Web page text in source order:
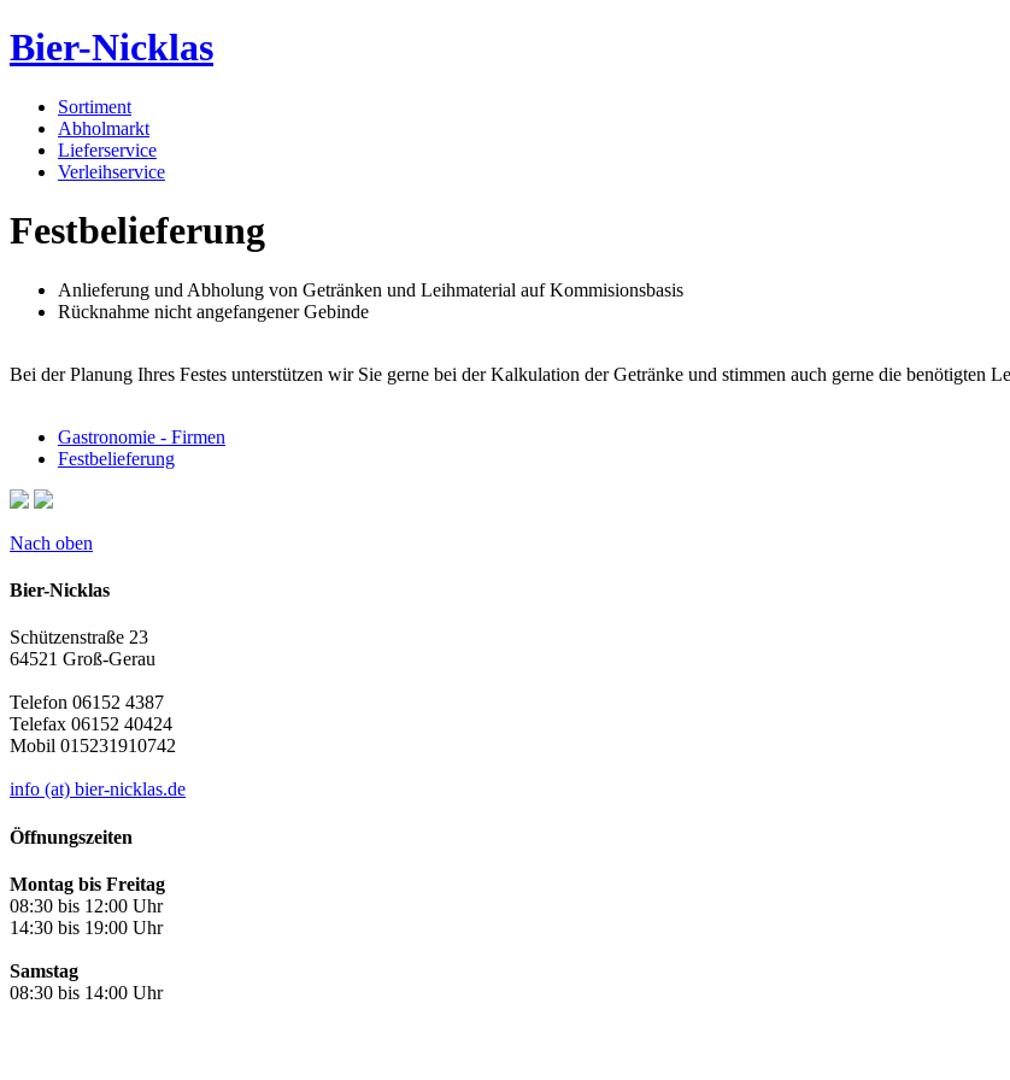
Bier-Nicklas
Sortiment
Abholmarkt
Lieferservice
Verleihservice
Festbelieferung
Anlieferung und Abholung von Getränken und Leihmaterial auf Kommisionsbasis
Rücknahme nicht angefangener Gebinde
Bei der Planung Ihres Festes unterstützen wir Sie gerne bei der Kalkulation der Getränke und stimmen auch gerne die benötigten
Gastronomie - Firmen
Festbelieferung
Nach oben
Bier-Nicklas
Schützenstraße 23
64521 Groß-Gerau
Telefon 06152 4387
Telefax 06152 40424
Mobil 015231910742
info (at) bier-nicklas.de
Öffnungszeiten
Montag bis Freitag
08:30 bis 12:00 Uhr
14:30 bis 19:00 Uhr
Samstag
08:30 bis 14:00 Uhr